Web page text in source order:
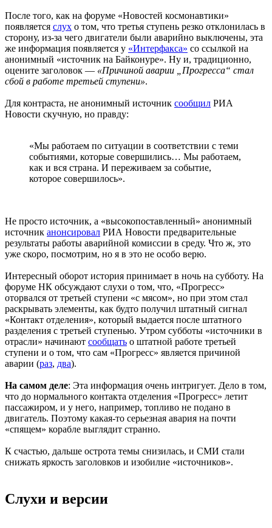
После того, как на форуме «Новостей космонавтики»
появляется слух о том, что третья ступень резко отклонилась в
сторону, из-за чего двигатели были аварийно выключены, эта
же информация появляется у «Интерфакса» со ссылкой на
анонимный «источник на Байконуре». Ну и, традиционно,
оцените заголовок — «Причиной аварии „Прогресса“ стал
сбой в работе третьей ступени».
Для контраста, не анонимный источник сообщил РИА
Новости скучную, но правду:
«Мы работаем по ситуации в соответствии с теми
событиями, которые совершились… Мы работаем,
как и вся страна. И переживаем за событие,
которое совершилось».
Не просто источник, а «высокопоставленный» анонимный
источник анонсировал РИА Новости предварительные
результаты работы аварийной комиссии в среду. Что ж, это
уже скоро, посмотрим, но я в это не особо верю.
Интересный оборот история принимает в ночь на субботу. На
форуме НК обсуждают слухи о том, что, «Прогресс»
оторвался от третьей ступени «с мясом», но при этом стал
раскрывать элементы, как будто получил штатный сигнал
«Контакт отделения», который выдается после штатного
разделения с третьей ступенью. Утром субботы «источники в
отрасли» начинают сообщать о штатной работе третьей
ступени и о том, что сам «Прогресс» является причиной
аварии (раз, два).
На самом деле: Эта информация очень интригует. Дело в том,
что до нормального контакта отделения «Прогресс» летит
пассажиром, и у него, например, топливо не подано в
двигатель. Поэтому какая-то серьезная авария на почти
«спящем» корабле выглядит странно.
К счастью, дальше острота темы снизилась, и СМИ стали
снижать яркость заголовков и изобилие «источников».
Слухи и версии